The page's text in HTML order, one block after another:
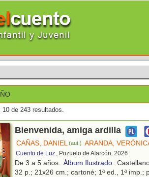
10 de 243 resultados.
Bienvenida, amiga ardilla
CAÑAS, DANIEL(aut.) ARANDA,
Cuento de Luz , Pozuelo de Alarcón, 2026
De 3 a 5 años. Álbum Ilustrado.
32 p.; 21x26 cm.; cartoné; 1ª ed., 1ª imp.;